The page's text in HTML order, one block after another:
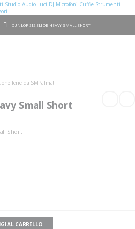
Studio Audio Luci DJ Microfoni Cuffie Strumenti
DUNLOP 212 SLIDE HEAVY SMALL SHORT
Small Short
Short
AL CARRELLO